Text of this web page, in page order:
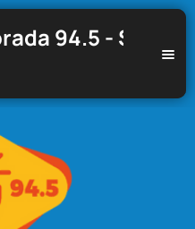
94.5 - Santa